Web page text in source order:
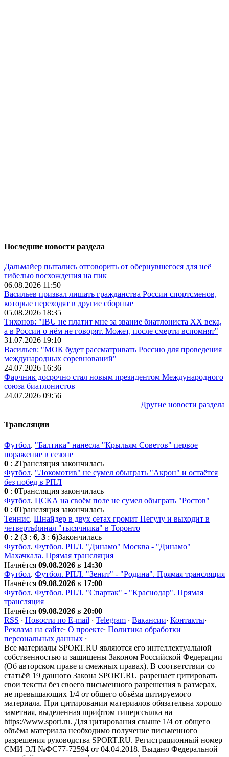
Последние новости раздела
Дальмайер пытались отговорить от обернувшегося для неё
гибелью восхождения на пик
06.08.2026 11:50
Васильев призвал лишать гражданства России спортсменов,
которые переходят в другие сборные
05.08.2026 18:35
Тихонов: "IBU не платит мне за звание биатлониста XX века,
а в России о нём не говорят. Может, после смерти вспомнят"
31.07.2026 19:10
Васильев: "МОК будет рассматривать Россию для проведения
международных соревнований"
24.07.2026 16:36
Фарчник досрочно стал новым президентом Международного
союза биатлонистов
24.07.2026 09:56
Другие новости раздела
Трансляции
Футбол. "Балтика" нанесла "Крыльям Советов" первое
поражение в сезоне
0 : 2Трансляция закончилась
Футбол. "Локомотив" не сумел обыграть "Акрон" и остаётся
без побед в РПЛ
0 : 0Трансляция закончилась
Футбол. ЦСКА на своём поле не сумел обыграть "Ростов"
0 : 0Трансляция закончилась
Теннис. Шнайдер в двух сетах громит Пегулу и выходит в
четвертьфинал "тысячника" в Торонто
0 : 2 (3 : 6, 3 : 6)Закончилась
Футбол. Футбол. РПЛ. "Динамо" Москва - "Динамо"
Махачкала. Прямая трансляция
Начнётся 09.08.2026 в 14:30
Футбол. Футбол. РПЛ. "Зенит" - "Родина". Прямая трансляция
Начнётся 09.08.2026 в 17:00
Футбол. Футбол. РПЛ. "Спартак" - "Краснодар". Прямая
трансляция
Начнётся 09.08.2026 в 20:00
RSS · Новости по E-mail · Telegram · Вакансии· Контакты·
Реклама на сайте· О проекте· Политика обработки
персональных данных ·
Все материалы SPORT.RU являются его интеллектуальной
собственностью и защищены Законом Российской Федерации
(Об авторском праве и смежных правах). В соответствии со
статьёй 19 данного Закона SPORT.RU разрешает цитировать
свои тексты без своего письменного разрешения в размерах,
не превышающих 1/4 от общего объёма цитируемого
материала. При цитировании материалов обязательна хорошо
заметная, выделенная шрифтом гиперссылка на
https://www.sport.ru. Для цитирования свыше 1/4 от общего
объёма материала необходимо получение письменного
разрешения руководства SPORT.RU. Регистрационный номер
СМИ ЭЛ №ФС77-72594 от 04.04.2018. Выдано Федеральной